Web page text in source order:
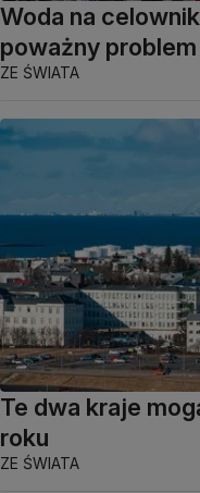
Woda na
poważny problem
ZE ŚWIATA
Te dwa kraje
roku
ZE ŚWIATA